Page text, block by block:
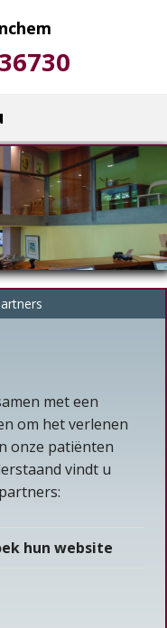
met een
om het verlenen
onze patiënten
vindt u
hun website